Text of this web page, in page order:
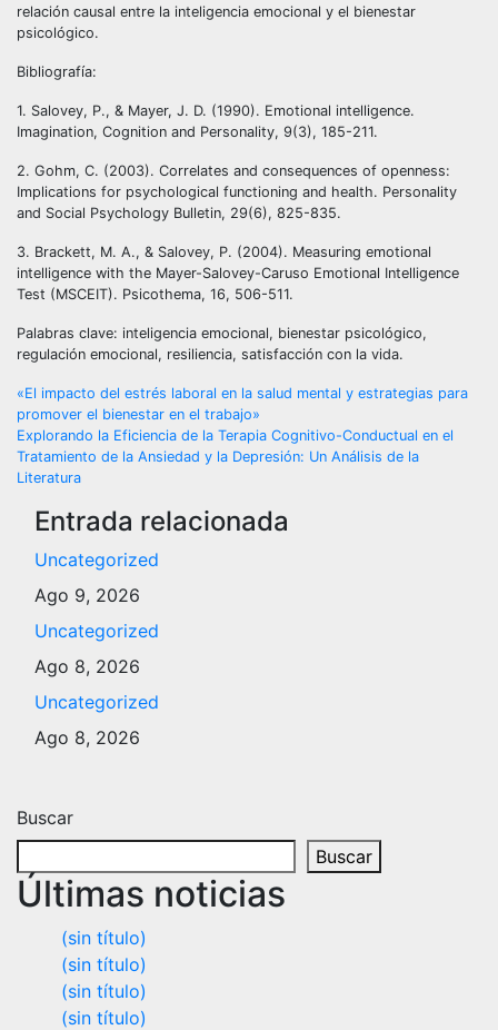
relación causal entre la inteligencia emocional y el bienestar
psicológico.
Bibliografía:
1. Salovey, P., & Mayer, J. D. (1990). Emotional intelligence.
Imagination, Cognition and Personality, 9(3), 185-211.
2. Gohm, C. (2003). Correlates and consequences of openness:
Implications for psychological functioning and health. Personality
and Social Psychology Bulletin, 29(6), 825-835.
3. Brackett, M. A., & Salovey, P. (2004). Measuring emotional
intelligence with the Mayer-Salovey-Caruso Emotional Intelligence
Test (MSCEIT). Psicothema, 16, 506-511.
Palabras clave: inteligencia emocional, bienestar psicológico,
regulación emocional, resiliencia, satisfacción con la vida.
Navegación
de
entradas
«El impacto del estrés laboral en la salud mental y estrategias para
promover el bienestar en el trabajo»
Explorando la Eficiencia de la Terapia Cognitivo-Conductual en el
Tratamiento de la Ansiedad y la Depresión: Un Análisis de la
Literatura
Entrada relacionada
Uncategorized
Ago 9, 2026
Uncategorized
Ago 8, 2026
Uncategorized
Ago 8, 2026
Buscar
Buscar
Últimas noticias
(sin título)
(sin título)
(sin título)
(sin título)